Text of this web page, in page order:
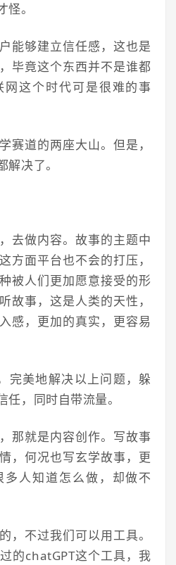
。
能够建立信任感，这也是
毕竟这个东西并不是谁都
这个时代可是很难的事
赛道的两座大山。但是，
决了。
去做内容。故事的主题中
方面平台也不会的打压，
被人们更加愿意接受的形
故事，这是人类的天性，
感，更加的真实，更容易
完美地解决以上问题，躲
，同时自带流量。
那就是内容创作。写故事
，何况也写玄学故事，更
人知道怎么做，却做不
，不过我们可以用工具。
的chatGPT这个工具，我